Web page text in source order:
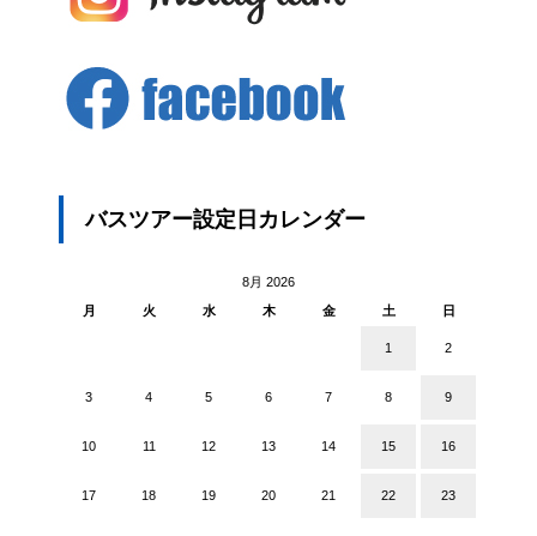
バスツアー設定日カレンダー
8月 2026
月
火 水 木 金 土 日
1 2
3 4 5 6 7 8 9
10 11 12 13 14 15 16
17 18 19 20 21 22 23